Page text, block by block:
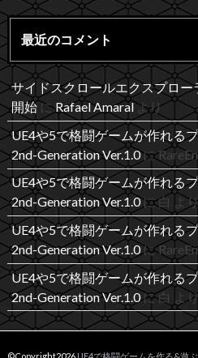
最近のコメント
サイドスクロールエクスプロ
開始にRafael Amaralより
UE4や5で格闘ゲームが作れる
2nd-Generation Ver.1.0に
UE4や5で格闘ゲームが作れる
2nd-Generation Ver.1.0に白 よ
UE4や5で格闘ゲームが作れる
2nd-Generation Ver.1.0に
UE4や5で格闘ゲームが作れる
2nd-Generation Ver.1.0に白 よ
©Copyright2026 UE4で格闘ゲームを作る&遊